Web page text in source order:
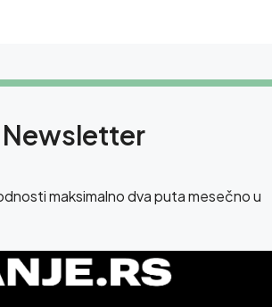
Newsletter
maksimalno dva puta mesečno u